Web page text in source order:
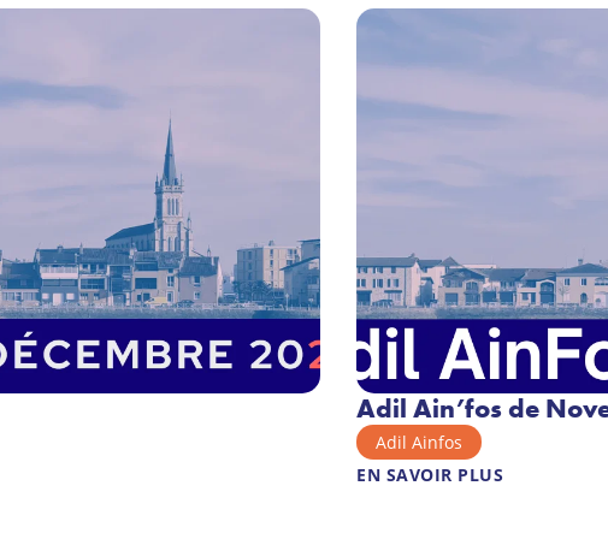
Adil Ain’fos de
Adil Ainfos
EN SAVOIR PLUS